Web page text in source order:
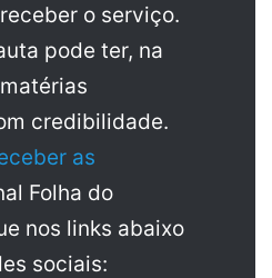
o serviço.
pode ter, na
credibilidade.
as
Folha do
nos links abaixo
sociais: